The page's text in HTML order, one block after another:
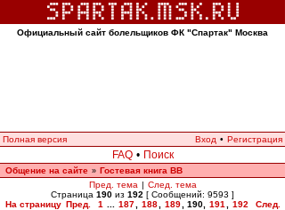
Официальный сайт болельщиков ФК "Спартак" Москва
Полная версия Вход • Регистрация
FAQ • Поиск
Общение на сайте » Гостевая книга ВВ
Пред. тема | След. тема
Страница 190 из 192 [ Сообщений: 9593 ]
На страницу Пред. 1 187 188 189 190, 191 192
След.